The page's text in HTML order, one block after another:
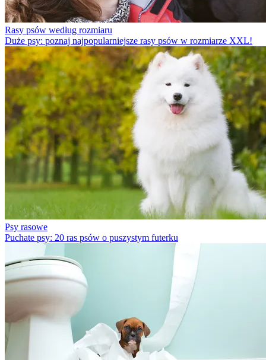
Rasy psów według rozmiaru
Duże psy: poznaj najpopularniejsze rasy psów w rozmiarze XXL!
Psy rasowe
Puchate psy: 20 ras psów o puszystym futerku